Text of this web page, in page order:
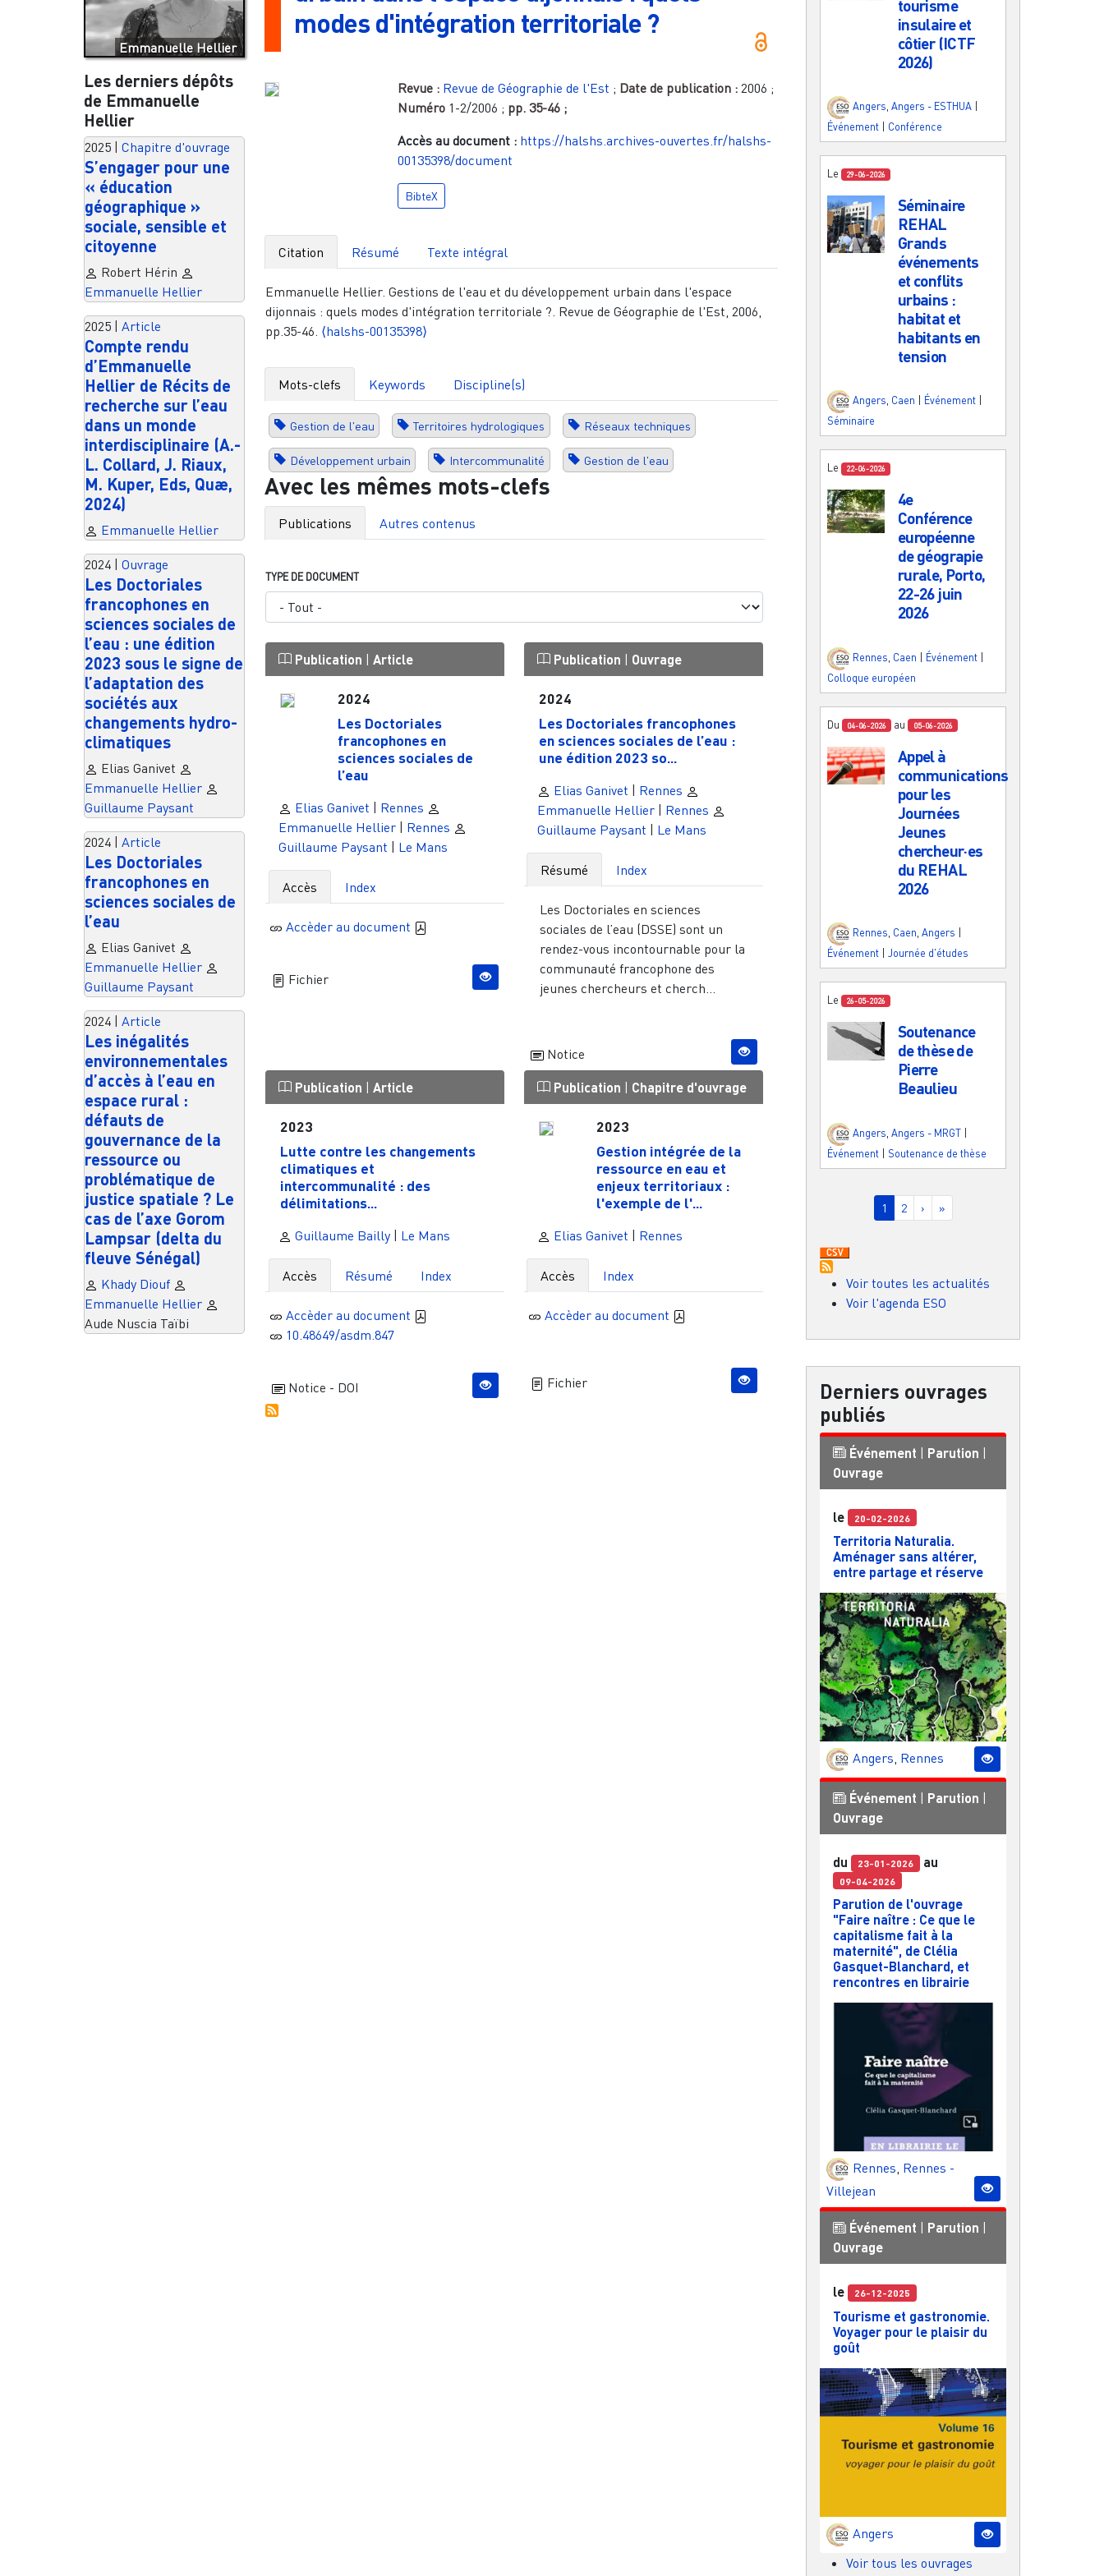
Emmanuelle Hellier
Les derniers dépôts
de Emmanuelle
Hellier
2025 Chapitre d'ouvrage
S’engager pour une
« éducation
géographique »
sociale, sensible et
citoyenne
Robert Hérin
Emmanuelle Hellier
2025 Article
Compte rendu
d’Emmanuelle
Hellier de Récits de
recherche sur l’eau
dans un monde
interdisciplinaire (A.-
L. Collard, J. Riaux,
M. Kuper, Eds, Quæ,
2024)
Emmanuelle Hellier
2024 Ouvrage
Les Doctoriales
francophones en
sciences sociales de
l’eau : une édition
2023 sous le signe de
l’adaptation des
sociétés aux
changements hydro-
climatiques
Elias Ganivet
Emmanuelle Hellier
Guillaume Paysant
2024 Article
Les Doctoriales
francophones en
sciences sociales de
l’eau
Elias Ganivet
Emmanuelle Hellier
Guillaume Paysant
2024 Article
Les inégalités
environnementales
d’accès à l’eau en
espace rural :
défauts de
gouvernance de la
ressource ou
problématique de
justice spatiale ? Le
cas de l’axe Gorom
Lampsar (delta du
fleuve Sénégal)
Khady Diouf
Emmanuelle Hellier
Aude Nuscia Taïbi
modes d'intégration territoriale ?
Revue : Revue de Géographie de l'Est ; Date de publication : 2006 ;
Numéro 1-2/2006 ; pp. 35-46 ;
Accès au document : https://halshs.archives-ouvertes.fr/halshs-
00135398/document
BibteX
Citation Résumé Texte intégral
Emmanuelle Hellier. Gestions de l'eau et du développement urbain dans l'espace
dijonnais : quels modes d'intégration territoriale ?. Revue de Géographie de l'Est, 2006,
pp.35-46. ⟨halshs-00135398⟩
Mots-clefs Keywords Discipline(s)
Gestion de l'eau Territoires hydrologiques Réseaux techniques
Développement urbain Intercommunalité Gestion de l'eau
Avec les mêmes mots-clefs
Publications Autres contenus
TYPE DE DOCUMENT
Publication |Article
2024
Les Doctoriales
francophones en
sciences sociales de
l’eau
Elias Ganivet | Rennes
Emmanuelle Hellier | Rennes
Guillaume Paysant | Le Mans
Accès Index
Accèder au document
Fichier
Publication | Ouvrage
2024
Les Doctoriales francophones
en sciences sociales de l’eau :
une édition 2023 so...
Elias Ganivet | Rennes
Emmanuelle Hellier | Rennes
Guillaume Paysant | Le Mans
Résumé Index
Les Doctoriales en sciences
sociales de l’eau (DSSE) sont un
rendez-vous incontournable pour la
communauté francophone des
jeunes chercheurs et cherch...
Notice
Publication |Article
2023
Lutte contre les changements
climatiques et
intercommunalité : des
délimitations...
Guillaume Bailly Le Mans
Accès Résumé Index
Accèder au document
10.48649/asdm.847
Notice - DOI
Publication | Chapitre d'ouvrage
2023
Gestion intégrée de la
ressource en eau et
enjeux territoriaux :
l'exemple de l'...
Elias Ganivet Rennes
Accès Index
Accèder au document
Fichier
tourisme
insulaire et
côtier (ICTF
2026)
Angers Angers - ESTHUA
Événement
Conférence
Le 29-06-2026
Séminaire
REHAL
Grands
événements
et conflits
urbains :
habitat et
habitants en
tension
Angers, Caen Événement
Séminaire
Le 22-06-2026
4e
Conférence
européenne
de géograpie
rurale, Porto,
22-26 juin
2026
Rennes Caen Événement
Colloque européen
Du 04-06-2026 au 05-06-2026
Appel à
communications
pour les
Journées
Jeunes
chercheur·es
du REHAL
2026
Rennes, Caen, Angers
Événement
Journée d'études
Le 26-05-2026
Soutenance
de thèse de
Pierre
Beaulieu
Angers Angers - MRGT
Événement | Soutenance de thèse
Pagination
Page courante
1 Page
2 Page suivante
› Dernière page
»
Voir toutes les actualités
Voir l'agenda ESO
Derniers ouvrages
publiés
Événement | Parution |
Ouvrage
le 20-02-2026
Territoria Naturalia.
Aménager sans altérer,
entre partage et réserve
Angers, Rennes
Événement Parution
Ouvrage
du 23-01-2026 au
09-04-2026
Parution de l'ouvrage
"Faire naître : Ce que le
capitalisme fait à la
maternité", de Clélia
Gasquet-Blanchard, et
rencontres en librairie
Rennes, Rennes -
Villejean
Événement Parution
Ouvrage
le 26-12-2025
Tourisme et gastronomie.
Voyager pour le plaisir du
goût
Angers
Voir tous les ouvrages